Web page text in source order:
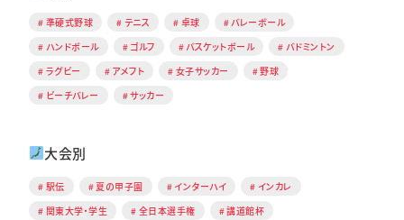
準硬式野球 テニス 卓球
バレーボール
ハンドボール
ゴルフ バスケットボール
バドミントン
ラグビー
アメフト 女子サッカー
野球
ビーチバレー
サッカー
大会別
駅伝 夏の甲子園 インターハイ
インカレ
関東大学・学生
全日本選手権 講道館杯